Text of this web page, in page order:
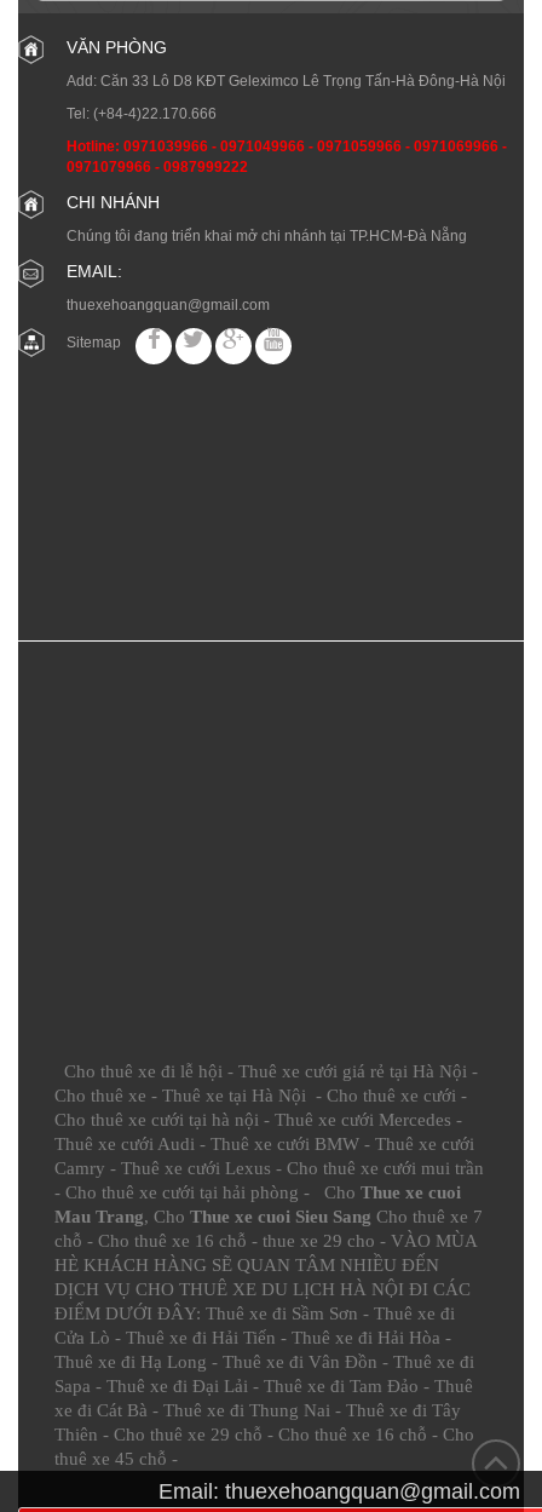
VĂN PHÒNG
Add: Căn 33 Lô D8 KĐT Geleximco Lê Trọng Tấn-Hà Đông-Hà Nội
Tel: (+84-4)22.170.666
Hotline: 0971039966 - 0971049966 - 0971059966 - 0971069966 -
0971079966 - 0987999222
CHI NHÁNH
Chúng tôi đang triển khai mở chi nhánh tại TP.HCM-Đà Nẵng
EMAIL:
thuexehoangquan@gmail.com
Sitemap
Cho thuê xe đi lễ hội - Thuê xe cưới giá rẻ tại Hà Nội -
Cho thuê xe - Thuê xe tại Hà Nội - Cho thuê xe cưới -
Cho thuê xe cưới tại hà nội - Thuê xe cưới Mercedes -
Thuê xe cưới Audi - Thuê xe cưới BMW - Thuê xe cưới
Camry - Thuê xe cưới Lexus - Cho thuê xe cưới mui trần
- Cho thuê xe cưới tại hải phòng - Cho Thue xe cuoi
Mau Trang, Cho Thue xe cuoi Sieu Sang Cho thuê xe 7
chỗ - Cho thuê xe 16 chỗ - thue xe 29 cho - VÀO MÙA
HÈ KHÁCH HÀNG SẼ QUAN TÂM NHIỀU ĐẾN
DỊCH VỤ CHO THUÊ XE DU LỊCH HÀ NỘI ĐI CÁC
ĐIỂM DƯỚI ĐÂY: Thuê xe đi Sầm Sơn - Thuê xe đi
Cửa Lò - Thuê xe đi Hải Tiến - Thuê xe đi Hải Hòa -
Thuê xe đi Hạ Long - Thuê xe đi Vân Đồn - Thuê xe đi
Sapa - Thuê xe đi Đại Lải - Thuê xe đi Tam Đảo - Thuê
xe đi Cát Bà - Thuê xe đi Thung Nai - Thuê xe đi Tây
Thiên - Cho thuê xe 29 chỗ - Cho thuê xe 16 chỗ - Cho
thuê xe 45 chỗ -
Email: thuexehoangquan@gmail.com